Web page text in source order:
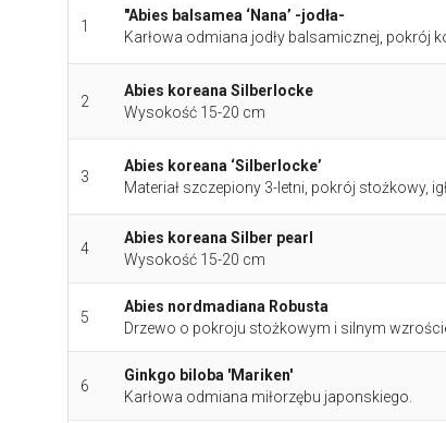
1
"Abies balsamea ‘Nana’ -jodła-
Karłowa odmiana jodły balsamicznej, pokrój
2
Abies koreana Silberlocke
Wysokość 15-20 cm
3
Abies koreana ‘Silberlocke’
Materiał szczepiony 3-letni, pokrój stożkowy,
4
Abies koreana Silber pearl
Wysokość 15-20 cm
5
Abies nordmadiana Robusta
Drzewo o pokroju stożkowym i silnym
6
Ginkgo biloba 'Mariken'
Karłowa odmiana miłorzębu japonskiego.